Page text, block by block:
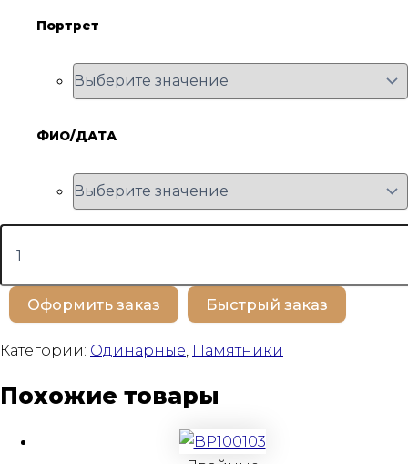
Портрет
ФИО/ДАТА
Количество
товара
Оформить заказ Быстрый заказ
Категории: Одинарные Памятники
Похожие товары